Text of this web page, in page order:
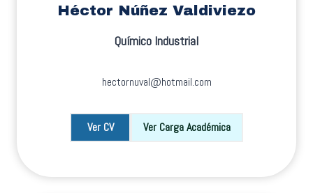
Héctor Núñez Valdiviezo
Químico Industrial
hectornuval@hotmail.com
Ver CV Ver Carga Académica